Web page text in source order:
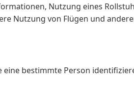
Nutzung eines
Nutzung von Flügen und
bestimmte Person